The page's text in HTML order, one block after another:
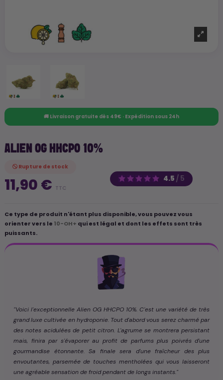
🚚 Livraison gratuite dès 49€ · Expédition sous 24h
ALIEN OG HHCPO 10%
4.5 / 5
Rupture de stock
11,90 € TTC
Ce type de produit n'étant plus disponible, vous pouvez vous
orienter vers le 10-OH+ qui est légal et dont les effets sont très
puissants.
"Voici l'exceptionnelle Alien OG HHCPO 10%. C'est une variété de très
grand luxe cultivée en hydroponie. Tout d'abord vous serez charmé par
des notes acidulées de petit citron. L'agrume se montrera persistant
mais, finira par s'évaporer au profit de parfums plus poivrés d'une
gourmandise étonnante. Sa finale sera d'une fraîcheur des plus
envoutantes, parsemée de touches mentholées qui vous laisseront
une agréable sensation de froid pendant de longs instants."